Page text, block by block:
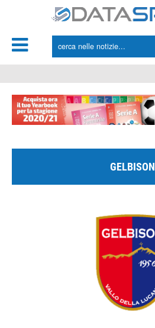
GELBISON